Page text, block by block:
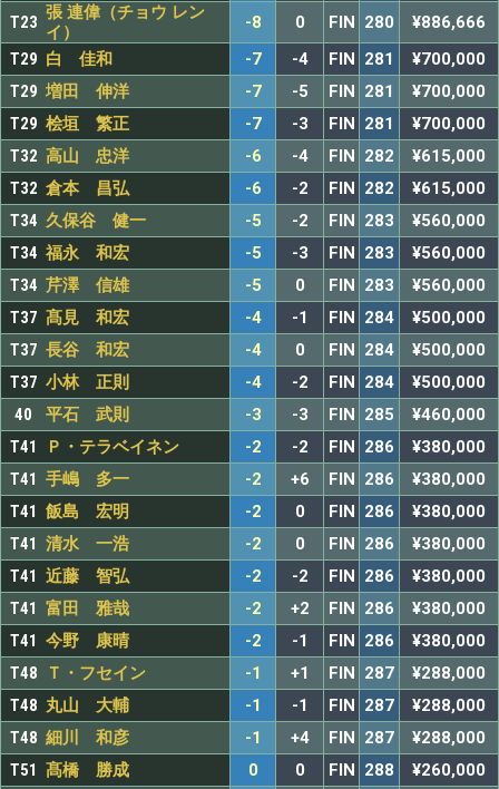
T23 張 連偉（チョウ レン
イ）
-8 0 FIN 280
¥886,666
T29 白 佳和 -7 -4 FIN 281
¥700,000
T29 増田 伸洋 -7 -5 FIN 281
¥700,000
T29 桧垣 繁正 -7 -3 FIN 281
¥700,000
T32 高山 忠洋 -6 -4 FIN 282
¥615,000
T32 倉本 昌弘 -6 -2 FIN 282
¥615,000
T34 久保谷 健一 -5 -2 FIN 283
¥560,000
T34 福永 和宏 -5 -3 FIN 283
¥560,000
T34 芹澤 信雄 -5 0 FIN 283
¥560,000
T37 髙見 和宏 -4 -1 FIN 284
¥500,000
T37 長谷 和宏 -4 0 FIN 284
¥500,000
T37 小林 正則 -4 -2 FIN 284
¥500,000
40
平石 武則 -3 -3 FIN 285
¥460,000
T41
Ｐ・テラベイネン -2 -2 FIN 286
¥380,000
T41 手嶋 多一 -2 +6 FIN 286
¥380,000
T41 飯島 宏明 -2 0 FIN 286
¥380,000
T41 清水 一浩 -2 0 FIN 286
¥380,000
T41 近藤 智弘 -2 -2 FIN 286
¥380,000
T41 富田 雅哉 -2 +2 FIN 286
¥380,000
T41 今野 康晴 -2 -1 FIN 286
¥380,000
T48
Ｔ・フセイン -1 +1 FIN 287
¥288,000
T48 丸山 大輔 -1 -1 FIN 287
¥288,000
T48 細川 和彦 -1 +4 FIN 287
¥288,000
T51 髙橋 勝成 0 0 FIN 288
¥260,000